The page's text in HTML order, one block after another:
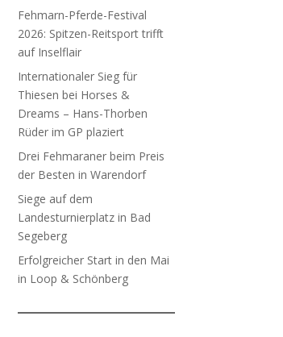
Fehmarn-Pferde-Festival
2026: Spitzen-Reitsport trifft
auf Inselflair
Internationaler Sieg für
Thiesen bei Horses &
Dreams – Hans-Thorben
Rüder im GP plaziert
Drei Fehmaraner beim Preis
der Besten in Warendorf
Siege auf dem
Landesturnierplatz in Bad
Segeberg
Erfolgreicher Start in den Mai
in Loop & Schönberg